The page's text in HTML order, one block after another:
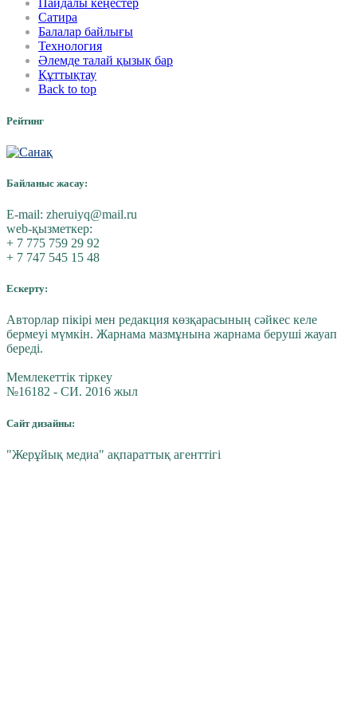
Пайдалы кеңестер
Сатира
Балалар байлығы
Технология
Әлемде талай қызық бар
Құттықтау
Back to top
Рейтинг
Байланыс жасау:
E-mail: zheruiyq@mail.ru
web-қызметкер:
+ 7 775 759 29 92
+ 7 747 545 15 48
Ескерту:
Авторлар пікірі мен редакция көзқарасының сәйкес келе
бермеуі мүмкін. Жарнама мазмұнына жарнама беруші жауап
береді.
Мемлекеттік тіркеу
№16182 - СИ. 2016 жыл
Сайт дизайны:
"Жерұйық медиа" ақпараттық агенттігі